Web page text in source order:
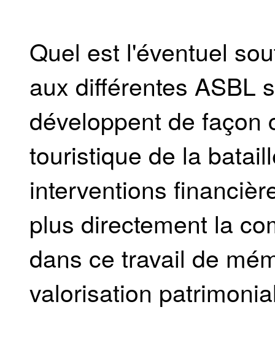
Quel est l'éventuel
aux différentes ASBL
développent de façon
touristique de la
interventions
plus directement la
dans ce travail de
valorisation